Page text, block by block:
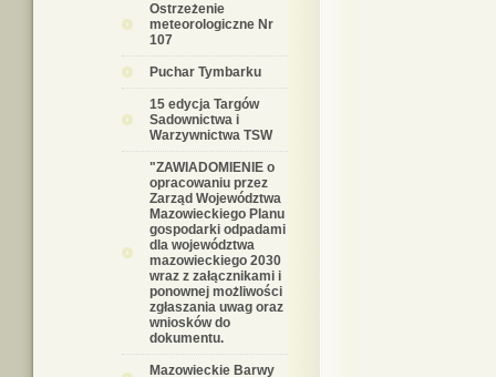
Ostrzeżenie
meteorologiczne Nr
107
Puchar Tymbarku
15 edycja Targów
Sadownictwa i
Warzywnictwa TSW
"ZAWIADOMIENIE o
opracowaniu przez
Zarząd Województwa
Mazowieckiego Planu
gospodarki odpadami
dla województwa
mazowieckiego 2030
wraz z załącznikami i
ponownej możliwości
zgłaszania uwag oraz
wniosków do
dokumentu.
Mazowieckie Barwy